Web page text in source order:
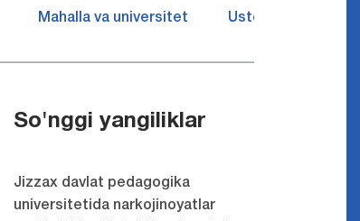
Mahalla va universitet Ustozlar suhbatin
So'nggi yangiliklar
Jizzax davlat pedagogika
universitetida narkojinoyatlar